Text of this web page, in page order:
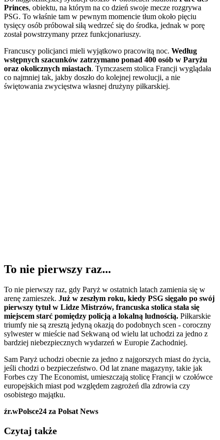
Princes, obiektu, na którym na co dzień swoje mecze rozgrywa
PSG. To właśnie tam w pewnym momencie tłum około pięciu
tysięcy osób próbował siłą wedrzeć się do środka, jednak w porę
został powstrzymany przez funkcjonariuszy.
Francuscy policjanci mieli wyjątkowo pracowitą noc. Według
wstępnych szacunków zatrzymano ponad 400 osób w Paryżu
oraz okolicznych miastach. Tymczasem stolica Francji wyglądała
co najmniej tak, jakby doszło do kolejnej rewolucji, a nie
świętowania zwycięstwa własnej drużyny piłkarskiej.
To nie pierwszy raz...
To nie pierwszy raz, gdy Paryż w ostatnich latach zamienia się w
arenę zamieszek. Już w zeszłym roku, kiedy PSG sięgało po swój
pierwszy tytuł w Lidze Mistrzów, francuska stolica stała się
miejscem starć pomiędzy policją a lokalną ludnością. Piłkarskie
triumfy nie są zresztą jedyną okazją do podobnych scen - coroczny
sylwester w mieście nad Sekwaną od wielu lat uchodzi za jedno z
bardziej niebezpiecznych wydarzeń w Europie Zachodniej.
Sam Paryż uchodzi obecnie za jedno z najgorszych miast do życia,
jeśli chodzi o bezpieczeństwo. Od lat znane magazyny, takie jak
Forbes czy The Economist, umieszczają stolicę Francji w czołówce
europejskich miast pod względem zagrożeń dla zdrowia czy
osobistego majątku.
źr.wPolsce24 za Polsat News
Czytaj także